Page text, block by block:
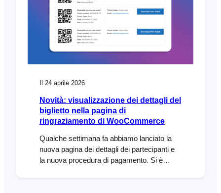
Il 24 aprile 2026
Novità: visualizzazione dei dettagli del
biglietto nella pagina di
ringraziamento di WooCommerce
Qualche settimana fa abbiamo lanciato la
nuova pagina dei dettagli dei partecipanti e
la nuova procedura di pagamento. Si è